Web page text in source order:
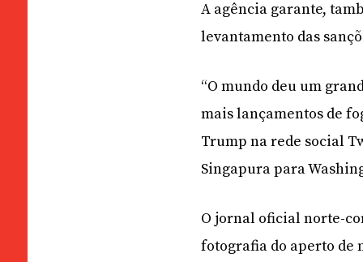
A agência garante,
levantamento das
“O mundo deu um
mais lançamentos de
Trump na rede social
Singapura para
O jornal oficial norte-
fotografia do aperto de